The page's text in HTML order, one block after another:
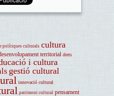
polítiques culturals cultura
territorial drets
i cultura
gestió cultural
innovació cultural
patrimoni cultural pensament